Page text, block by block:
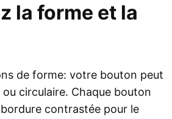
la forme et la
de forme: votre bouton peut
circulaire. Chaque bouton
contrastée pour le